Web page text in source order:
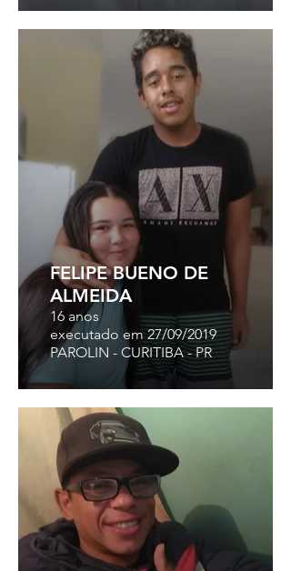
FELIPE BUENO DE
ALMEIDA
16 anos
executado em 27/09/2019
PAROLIN - CURITIBA - PR